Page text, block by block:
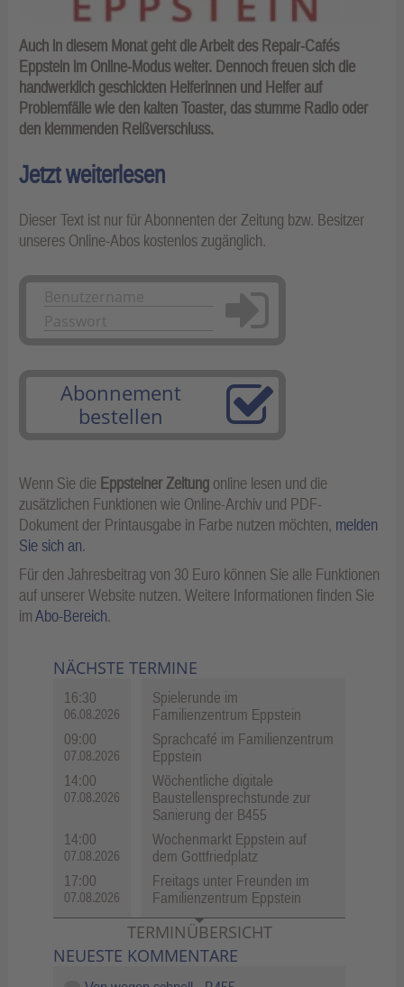
Auch in diesem Monat geht die Arbeit des Repair-Cafés
Eppstein im Online-Modus weiter. Dennoch freuen sich die
handwerklich geschickten Helferinnen und Helfer auf
Problemfälle wie den kalten Toaster, das stumme Radio oder
den klemmenden Reißverschluss.
Jetzt weiterlesen
Dieser Text ist nur für Abonnenten der Zeitung bzw. Besitzer
unseres Online-Abos kostenlos zugänglich.
Anmelden
Abonnement
bestellen
Wenn Sie die Eppsteiner Zeitung online lesen und die
zusätzlichen Funktionen wie Online-Archiv und PDF-
Dokument der Printausgabe in Farbe nutzen möchten, melden
Sie sich an.
Für den Jahresbeitrag von 30 Euro können Sie alle Funktionen
auf unserer Website nutzen. Weitere Informationen finden Sie
imAbo-Bereich.
NÄCHSTE TERMINE
16:30
06.08.2026
Spielerunde im
Familienzentrum Eppstein
09:00
07.08.2026
Sprachcafé im Familienzentrum
Eppstein
14:00
07.08.2026
Wöchentliche digitale
Baustellensprechstunde zur
Sanierung der B455
14:00
07.08.2026
Wochenmarkt Eppstein auf
dem Gottfriedplatz
17:00
07.08.2026
Freitags unter Freunden im
Familienzentrum Eppstein
TERMINÜBERSICHT
NEUESTE KOMMENTARE